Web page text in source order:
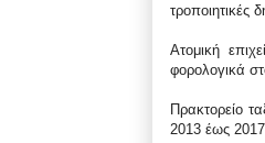
Ατομική
φορολογικά
Πρακτορείο
2013 έως 2017.